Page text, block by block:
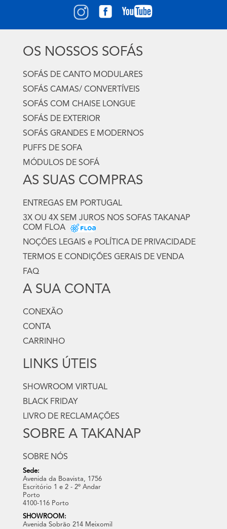
OS NOSSOS SOFÁS
SOFÁS DE CANTO MODULARES
SOFÁS CAMAS/ CONVERTÍVEIS
SOFÁS COM CHAISE LONGUE
SOFÁS DE EXTERIOR
SOFÁS GRANDES E MODERNOS
PUFFS DE SOFA
MÓDULOS DE SOFÁ
AS SUAS COMPRAS
ENTREGAS EM PORTUGAL
3X OU 4X SEM JUROS NOS SOFAS TAKANAP
COM FLOA
NOÇÕES LEGAIS e POLÍTICA DE PRIVACIDADE
TERMOS E CONDIÇÕES GERAIS DE VENDA
FAQ
A SUA CONTA
CONEXÃO
CONTA
CARRINHO
LINKS ÚTEIS
SHOWROOM VIRTUAL
BLACK FRIDAY
LIVRO DE RECLAMAÇÕES
SOBRE A TAKANAP
SOBRE NÓS
Sede:
Avenida da Boavista, 1756
Escritório 1 e 2 - 2º Andar
Porto
4100-116 Porto
SHOWROOM:
Avenida Sobrão 214 Meixomil